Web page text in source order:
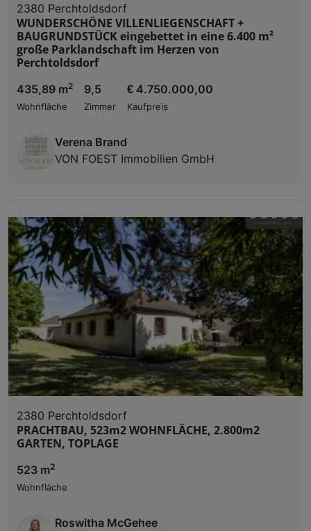
2380 Perchtoldsdorf
WUNDERSCHÖNE VILLENLIEGENSCHAFT +
BAUGRUNDSTÜCK eingebettet in eine 6.400 m²
große Parklandschaft im Herzen von
Perchtoldsdorf
435,89 m2
Wohnfläche
9,5
Zimmer
€ 4.750.000,00
Kaufpreis
Verena Brand
VON FOEST Immobilien GmbH
2380 Perchtoldsdorf
PRACHTBAU, 523m2 WOHNFLÄCHE, 2.800m2
GARTEN, TOPLAGE
523 m2
Wohnfläche
Roswitha McGehee